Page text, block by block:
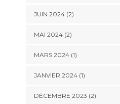
JUIN 2024(2)
MAI 2024(2)
MARS 2024(1)
JANVIER 2024(1)
DÉCEMBRE 2023 (2)